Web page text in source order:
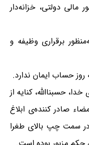
دولتی، خزانه‌دار
برقراری وظیفه و
حساب ایمان ندارد.
حسبنا‌الله، کنایه از
صادر کننده‌ی ابلاغ
سمت چپ بالای طغرا